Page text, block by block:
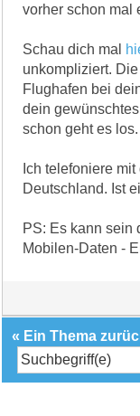
vorher schon mal
Schau dich mal
unkompliziert.
Flughafen bei
dein
schon geht es los.
Ich telefoniere
Deutschland. Ist
PS: Es kann sein
Mobilen-Daten -
« Ein Thema